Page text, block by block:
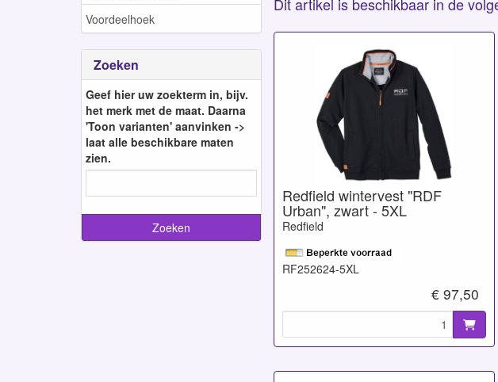
Voordeelhoek
Zoeken
Geef hier uw zoekterm in, bijv.
het merk met de maat. Daarna
'Toon varianten' aanvinken ->
laat alle beschikbare maten
zien.
Redfield wintervest "RDF
Urban", zwart - 5XL
Redfield
RF252624-5XL
€ 97,50